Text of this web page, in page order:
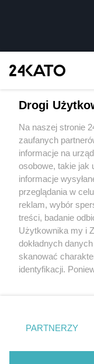
Wydawca mediów
Nie zapomnij
zapoznać się z:
polityką
Twojemiasto
Piekary Śląskie
Chorzów
Tarnowskie Góry
Gliwice
Drogi
Na naszej stronie
zaufanych
informacje na
osobowe, takie jak
informacje
przeglądania w
reklam, wybór
treści, badanie
Użytkownika my i
dokładnych
skanować
identyfikacji.
prywatności
. Niektóre
zgody
takiemu
PARTNERZY